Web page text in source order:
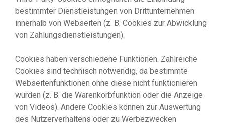
bestimmter Dienstleistungen von Drittunternehmen
innerhalb von Webseiten (z. B. Cookies zur Abwicklung
von Zahlungsdienstleistungen).
Cookies haben verschiedene Funktionen. Zahlreiche
Cookies sind technisch notwendig, da bestimmte
Webseitenfunktionen ohne diese nicht funktionieren
würden (z. B. die Warenkorbfunktion oder die Anzeige
von Videos). Andere Cookies können zur Auswertung
des Nutzerverhaltens oder zu Werbezwecken